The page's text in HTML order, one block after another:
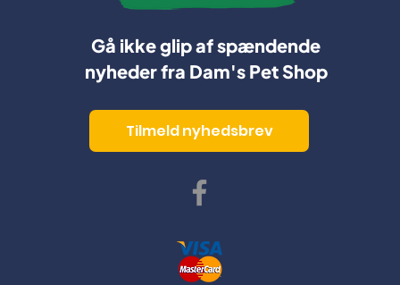
Gå ikke glip af spændende
nyheder fra Dam's Pet Shop
Tilmeld nyhedsbrev